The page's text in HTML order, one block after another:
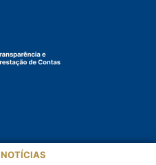
NOTÍCIAS